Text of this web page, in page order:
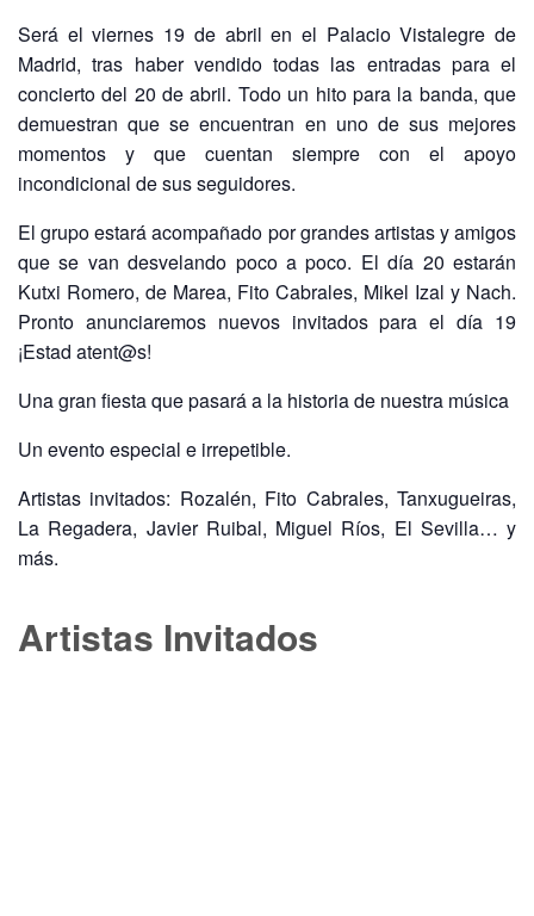
Será el viernes 19 de abril en el Palacio Vistalegre de
Madrid, tras haber vendido todas las entradas para el
concierto del 20 de abril. Todo un hito para la banda, que
demuestran que se encuentran en uno de sus mejores
momentos y que cuentan siempre con el apoyo
incondicional de sus seguidores.
El grupo estará acompañado por grandes artistas y amigos
que se van desvelando poco a poco. El día 20 estarán
Kutxi Romero, de Marea, Fito Cabrales, Mikel Izal y Nach.
Pronto anunciaremos nuevos invitados para el día 19
¡Estad atent@s!
Una gran fiesta que pasará a la historia de nuestra música
Un evento especial e irrepetible.
Artistas invitados: Rozalén, Fito Cabrales, Tanxugueiras,
La Regadera, Javier Ruibal, Miguel Ríos, El Sevilla… y
más.
Artistas Invitados